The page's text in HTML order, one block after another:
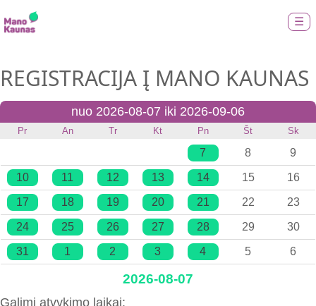
☰
REGISTRACIJA Į MANO KAUNAS
nuo 2026-08-07 iki 2026-09-06
Pr An Tr Kt Pn Št Sk
7 8 9
10 11 12 13 14 15 16
17 18 19 20 21 22 23
24 25 26 27 28 29 30
31 1 2 3 4 5 6
2026-08-07
Galimi atvykimo laikai: